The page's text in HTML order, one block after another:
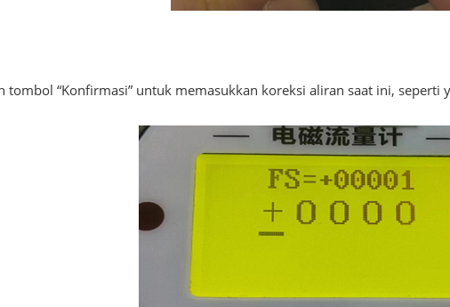
tombol “Konfirmasi” untuk memasukkan koreksi aliran saat ini, seperti